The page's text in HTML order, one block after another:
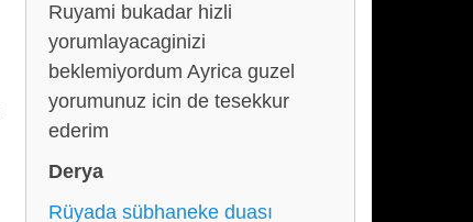
Ruyami bukadar hizli
yorumlayacaginizi
beklemiyordum Ayrica guzel
yorumunuz icin de tesekkur
ederim
Derya
Rüyada sübhaneke duası